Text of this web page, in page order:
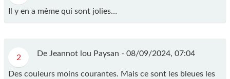
Il y en a même qui sont jolies…
2 De Jeannot lou Paysan - 08/09/2024, 07:04
Des couleurs moins courantes. Mais ce sont les bleues les